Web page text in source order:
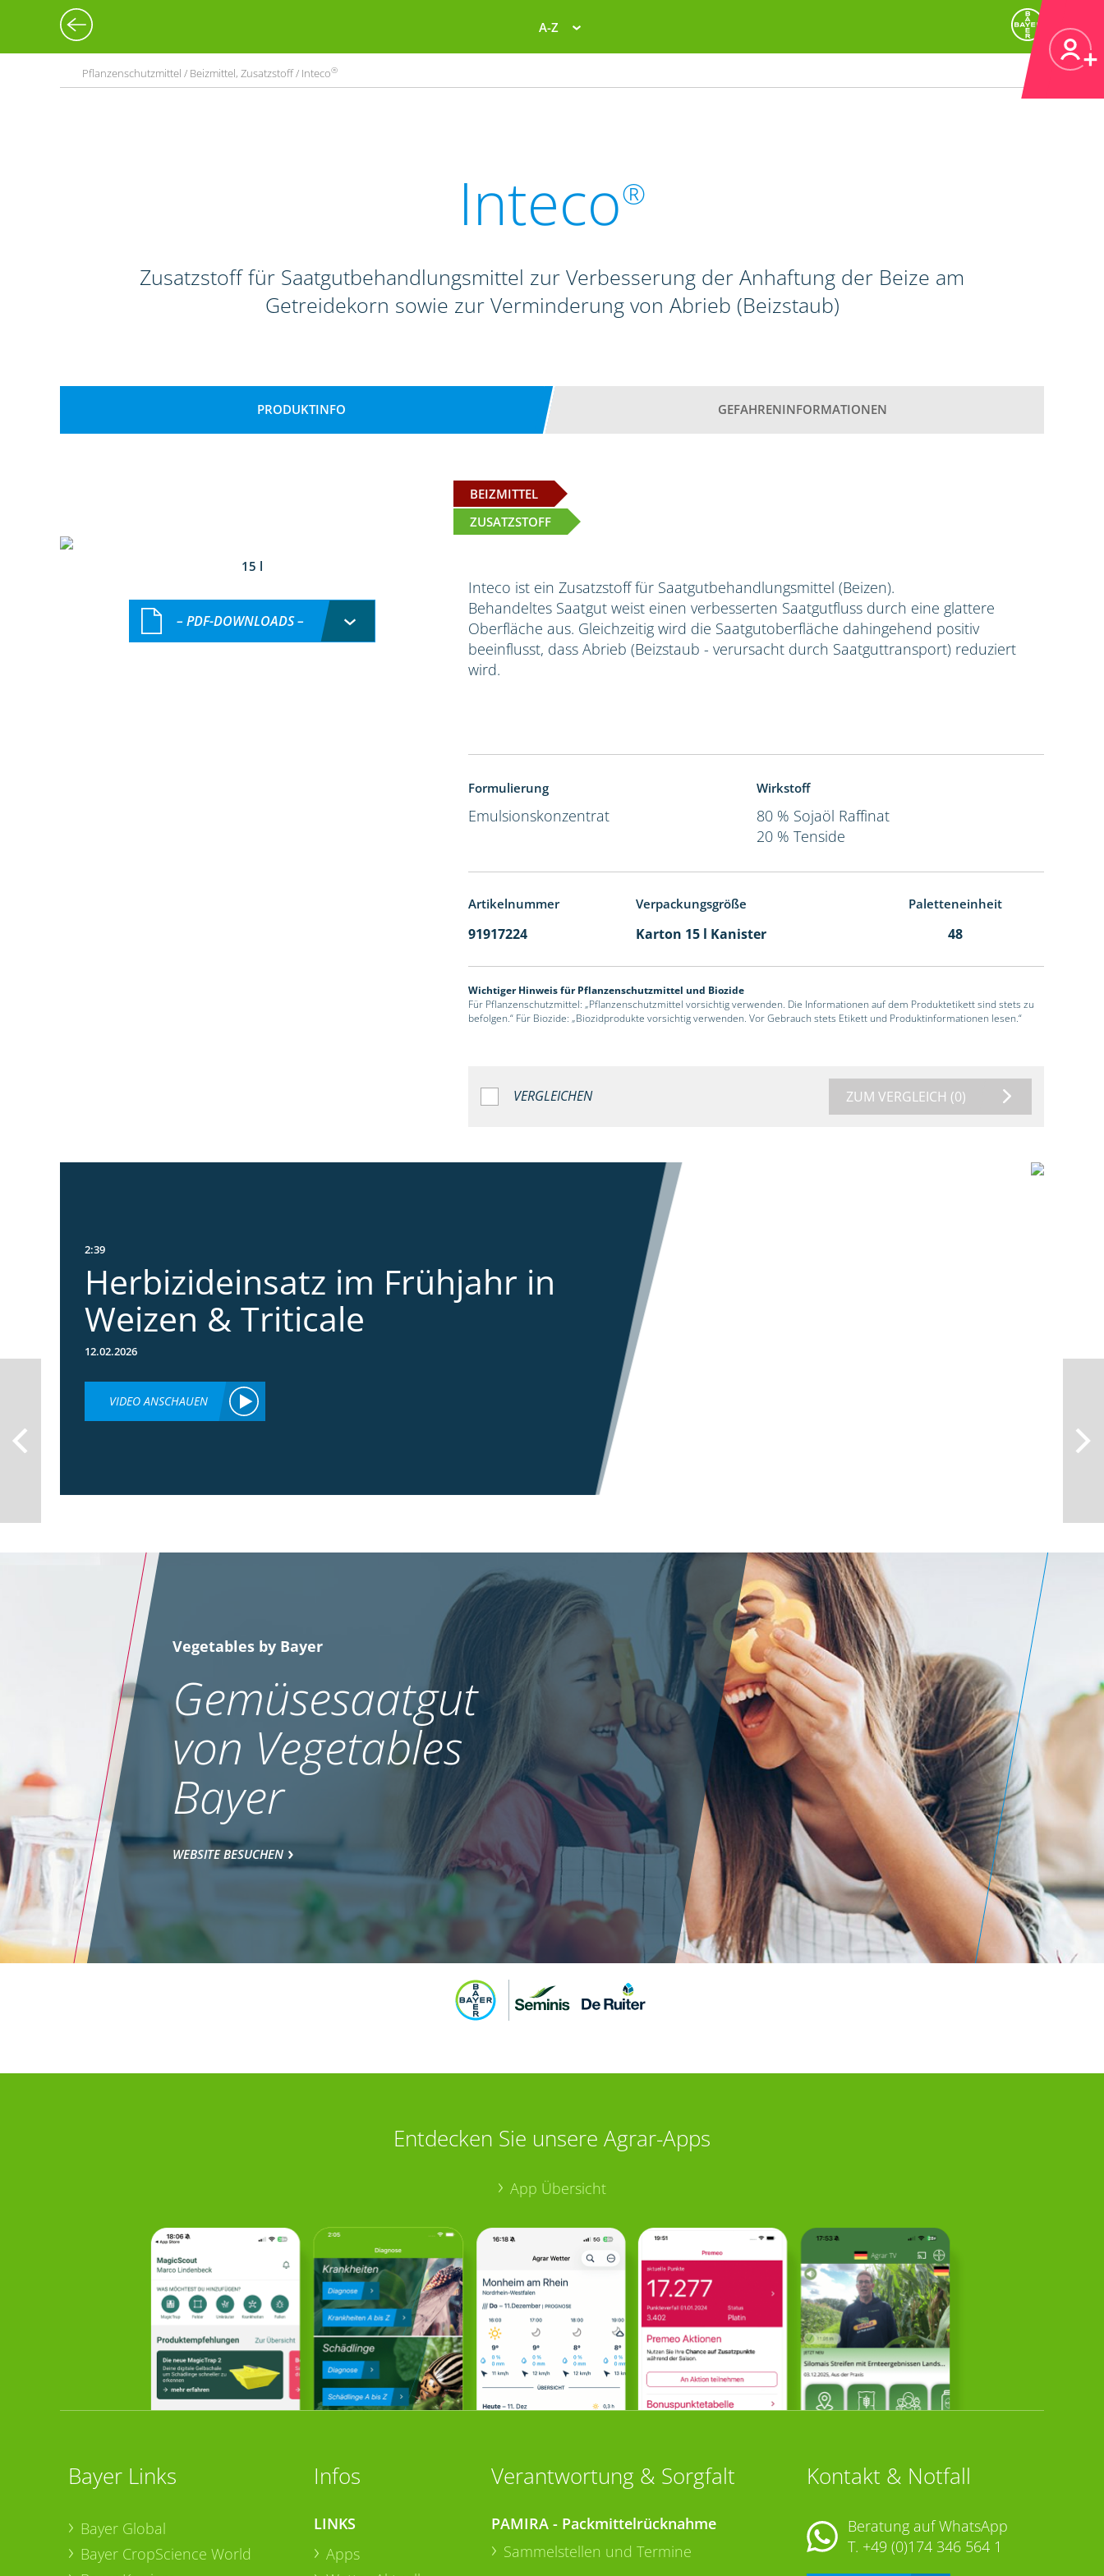
A-Z
Pflanzenschutzmittel / Beizmittel, Zusatzstoff / Inteco®
Inteco®
Zusatzstoff für Saatgutbehandlungsmittel zur Verbesserung der Anhaftung der Beize am
Getreidekorn sowie zur Verminderung von Abrieb (Beizstaub)
PRODUKTINFO GEFAHRENINFORMATIONEN
BEIZMITTEL
ZUSATZSTOFF
15 l
– PDF-DOWNLOADS –
Inteco ist ein Zusatzstoff für Saatgutbehandlungsmittel (Beizen).
Behandeltes Saatgut weist einen verbesserten Saatgutfluss durch eine glattere
Oberfläche aus. Gleichzeitig wird die Saatgutoberfläche dahingehend positiv
beeinflusst, dass Abrieb (Beizstaub - verursacht durch Saatguttransport) reduziert
wird.
Formulierung
Emulsionskonzentrat
Wirkstoff
80 % Sojaöl Raffinat
20 % Tenside
Artikelnummer Verpackungsgröße Paletteneinheit
91917224 Karton 15 l Kanister 48
Wichtiger Hinweis für Pflanzenschutzmittel und Biozide
Für Pflanzenschutzmittel: „Pflanzenschutzmittel vorsichtig verwenden. Die Informationen auf dem Produktetikett sind stets zu
befolgen.“ Für Biozide: „Biozidprodukte vorsichtig verwenden. Vor Gebrauch stets Etikett und Produktinformationen lesen.“
VERGLEICHEN ZUM VERGLEICH (0)
2:39
Herbizideinsatz im Frühjahr in
Weizen & Triticale
12.02.2026
VIDEO ANSCHAUEN
Vegetables by Bayer
Gemüsesaatgut
von Vegetables
Bayer
WEBSITE BESUCHEN
Entdecken Sie unsere Agrar-Apps
App Übersicht
Bayer Links
Bayer Global
Bayer CropScience World
Infos
LINKS
Apps
Verantwortung & Sorgfalt
PAMIRA - Packmittelrücknahme
Sammelstellen und Termine
Kontakt & Notfall
Beratung auf WhatsApp
T. +49 (0)174 346 564 1